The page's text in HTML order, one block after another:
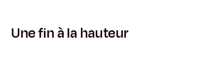
Une fin à la hauteur